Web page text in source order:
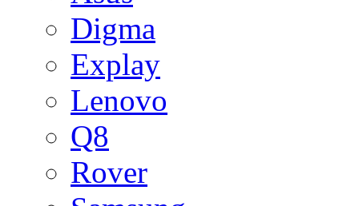
Digma
Explay
Lenovo
Q8
Rover